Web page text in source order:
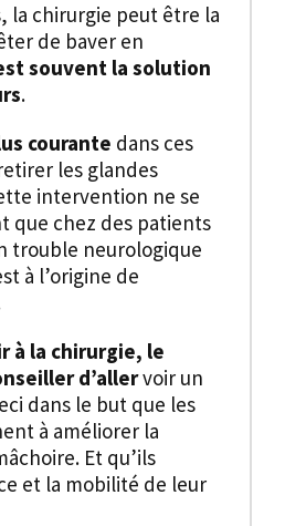
la chirurgie peut être la
de baver en
souvent la solution
.
courante dans ces
les glandes
intervention ne se
que chez des patients
trouble neurologique
à l’origine de
à la chirurgie, le
d’allervoir un
dans le but que les
à améliorer la
Et qu’ils
et la mobilité de leur